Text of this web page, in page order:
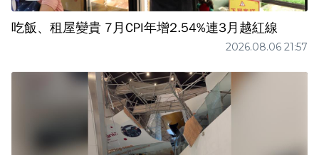
吃飯、租屋變貴 7月CPI年增2.54%連3月越紅線
2026.08.06 21:57